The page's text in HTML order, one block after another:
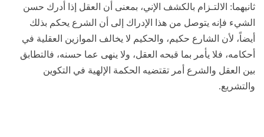
ثانيهما: الالتـزام بالكشف الإني، بمعنى أن العقل إذا أدرك حسن
الشيء فإنه يتوصل من هذا الإدراك إلى أن الشرع يحكم بذلك
أيضاً، لأن الشارع حكيم، والحكيم لا يخالف الموازين العقلية في
أحكامه، فلا يأمر بما قبحه العقل، ولا ينهى عما حسنه، فالتطابق
بين العقل والشرع أمر تقتضيه الحكمة الإلهية في التكوين
والتشريع.